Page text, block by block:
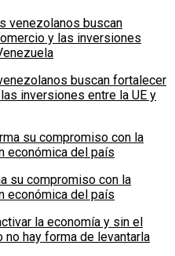
buscan fortalecer
inversiones entre la UE y
su compromiso con la
económica del país